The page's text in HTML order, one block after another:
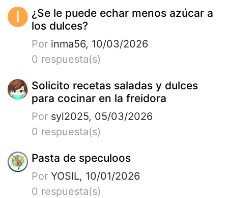
I
¿Se le puede echar menos azúcar a
los dulces?
Por inma56, 10/03/2026
0 respuesta(s)
Solicito recetas saladas y dulces
para cocinar en la freidora
Por syl2025, 05/03/2026
0 respuesta(s)
Pasta de speculoos
Por YOSIL, 10/01/2026
0 respuesta(s)